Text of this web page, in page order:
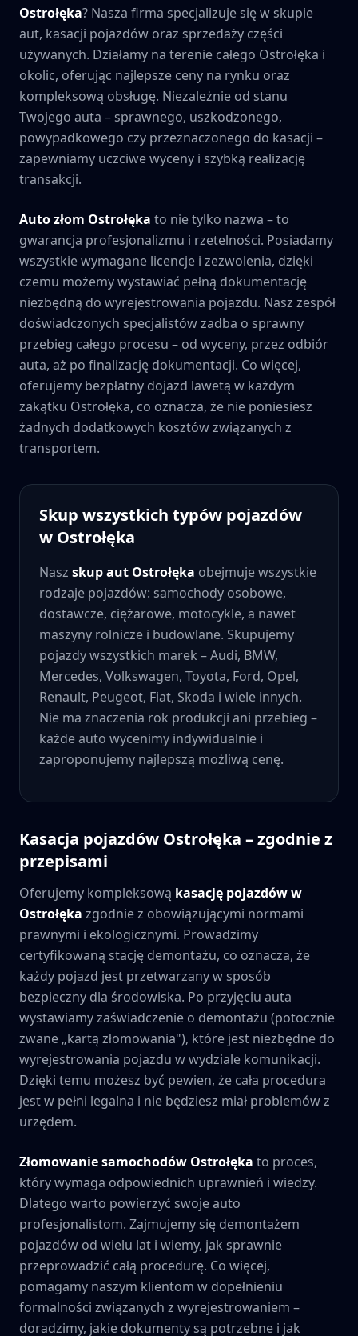
Ostrołęka? Nasza firma specjalizuje się w skupie
aut, kasacji pojazdów oraz sprzedaży części
używanych. Działamy na terenie całego Ostrołęka i
okolic, oferując najlepsze ceny na rynku oraz
kompleksową obsługę. Niezależnie od stanu
Twojego auta – sprawnego, uszkodzonego,
powypadkowego czy przeznaczonego do kasacji –
zapewniamy uczciwe wyceny i szybką realizację
transakcji.
Auto złom Ostrołęka to nie tylko nazwa – to
gwarancja profesjonalizmu i rzetelności. Posiadamy
wszystkie wymagane licencje i zezwolenia, dzięki
czemu możemy wystawiać pełną dokumentację
niezbędną do wyrejestrowania pojazdu. Nasz zespół
doświadczonych specjalistów zadba o sprawny
przebieg całego procesu – od wyceny, przez odbiór
auta, aż po finalizację dokumentacji. Co więcej,
oferujemy bezpłatny dojazd lawetą w każdym
zakątku Ostrołęka, co oznacza, że nie poniesiesz
żadnych dodatkowych kosztów związanych z
transportem.
Skup wszystkich typów pojazdów
w Ostrołęka
Nasz skup aut Ostrołęka obejmuje wszystkie
rodzaje pojazdów: samochody osobowe,
dostawcze, ciężarowe, motocykle, a nawet
maszyny rolnicze i budowlane. Skupujemy
pojazdy wszystkich marek – Audi, BMW,
Mercedes, Volkswagen, Toyota, Ford, Opel,
Renault, Peugeot, Fiat, Skoda i wiele innych.
Nie ma znaczenia rok produkcji ani przebieg –
każde auto wycenimy indywidualnie i
zaproponujemy najlepszą możliwą cenę.
Kasacja pojazdów Ostrołęka – zgodnie z
przepisami
Oferujemy kompleksową kasację pojazdów w
Ostrołęka zgodnie z obowiązującymi normami
prawnymi i ekologicznymi. Prowadzimy
certyfikowaną stację demontażu, co oznacza, że
każdy pojazd jest przetwarzany w sposób
bezpieczny dla środowiska. Po przyjęciu auta
wystawiamy zaświadczenie o demontażu (potocznie
zwane „kartą złomowania"), które jest niezbędne do
wyrejestrowania pojazdu w wydziale komunikacji.
Dzięki temu możesz być pewien, że cała procedura
jest w pełni legalna i nie będziesz miał problemów z
urzędem.
Złomowanie samochodów Ostrołęka to proces,
który wymaga odpowiednich uprawnień i wiedzy.
Dlatego warto powierzyć swoje auto
profesjonalistom. Zajmujemy się demontażem
pojazdów od wielu lat i wiemy, jak sprawnie
przeprowadzić całą procedurę. Co więcej,
pomagamy naszym klientom w dopełnieniu
formalności związanych z wyrejestrowaniem –
doradzimy, jakie dokumenty są potrzebne i jak